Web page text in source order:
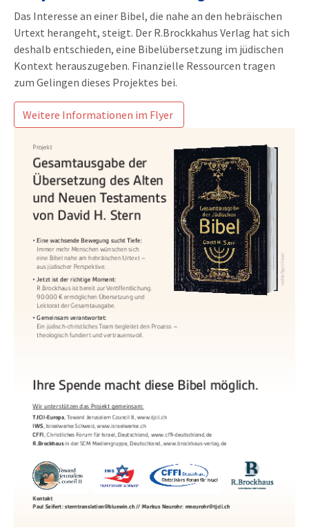
Das Interesse an einer Bibel, die nahe an den hebräischen
Urtext herangeht, steigt. Der R.Brockkahus Verlag hat sich
deshalb entschieden, eine Bibelübersetzung im jüdischen
Kontext herauszugeben. Finanzielle Ressourcen tragen
zum Gelingen dieses Projektes bei.
Weitere Informationen im Flyer